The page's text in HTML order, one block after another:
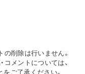
の削除は行いません。
コメントについては、
ご了承ください。